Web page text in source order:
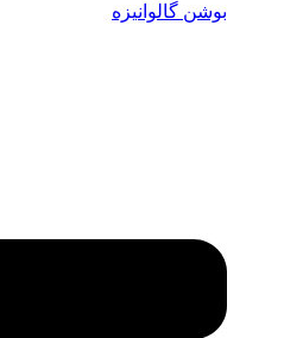
بوشن گالوانیزه